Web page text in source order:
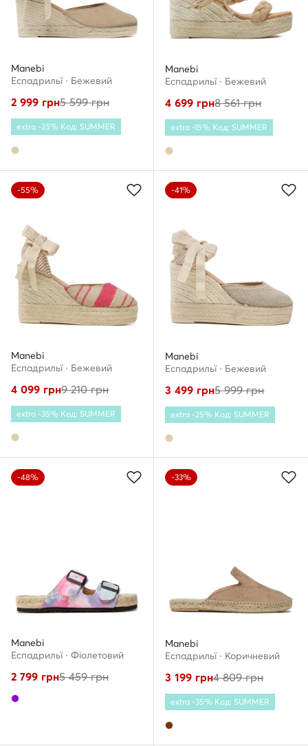
Manebi
Еспадрильї · Бежевий
2 999 грн5 599грн
extra -25% Код: SUMMER
Manebi
Еспадрильї · Бежевий
4 699 грн8 561грн
extra -15% Код: SUMMER
-55%
Manebi
Еспадрильї · Бежевий
4 099 грн9 210грн
extra -35% Код: SUMMER
-41%
Manebi
Еспадрильї · Бежевий
3 499 грн5 999грн
extra -25% Код: SUMMER
-48%
Manebi
Еспадрильї · Фіолетовий
2 799 грн5 459грн
-33%
Manebi
Еспадрильї · Коричневий
3 199 грн4 809грн
extra -35% Код: SUMMER